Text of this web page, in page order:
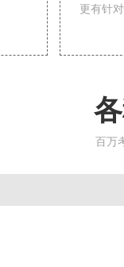
更有针
百万